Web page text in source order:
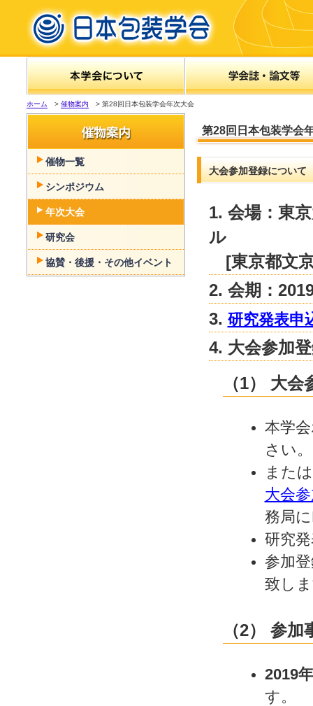
ホーム > 催物案内 > 第28回日本包装学会年次大会
催物一覧
シンポジウム
年次大会
研究会
協賛・後援・その他イベント
第28回日本包装学会
大会参加登録について
1. 会場：東
ル
[東京都文
2. 会期：
3. 研究発表申
4. 大会参加
（1） 大
本学
さい。
また
大会
務局
研究
参加
致し
（2） 参加
2019
す。